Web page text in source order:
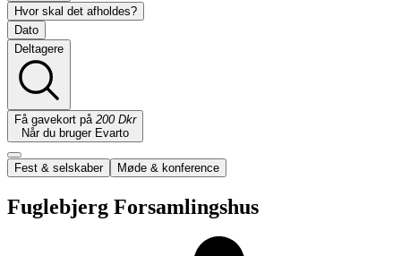
Hvor skal det afholdes?
Dato
Deltagere
Få gavekort på 200 Dkr
Når du bruger Evarto
Fest & selskaber Møde & konference
Fuglebjerg Forsamlingshus